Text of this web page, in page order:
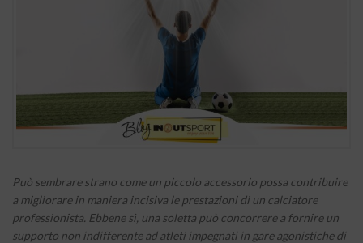
Può sembrare strano come un piccolo accessorio possa contribuire
a migliorare in maniera incisiva le prestazioni di un calciatore
professionista. Ebbene sì, una soletta può concorrere a fornire un
supporto non indifferente ad atleti impegnati in gare agonistiche di